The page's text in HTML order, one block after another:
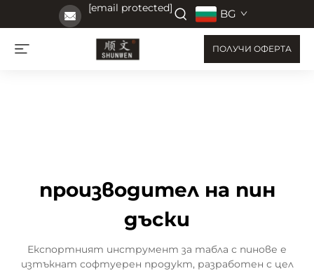
[email protected] BG
ПОЛУЧИ ОФЕРТА
производител на пин
дъски
Експортният инструмент за табла с пинове е
изтъкнат софтуерен продукт, разработен с цел